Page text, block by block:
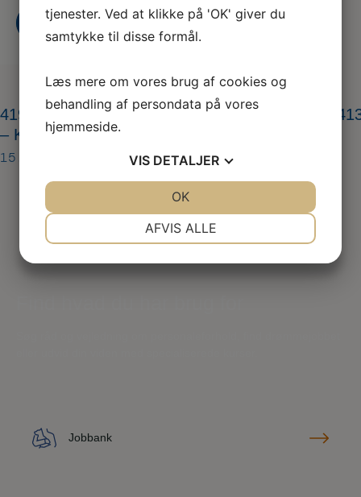
Kontakt os Bliv medlem i dag
– Kopi – Kopi
15. mar 2024
Jobbank
tjenester. Ved at klikke på 'OK' giver du
samtykke til disse formål.
Læs mere om vores brug af cookies og
behandling af persondata på vores
hjemmeside.
VIS DETALJER
AFVIS ALLE
OK